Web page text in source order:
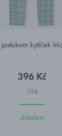
potiskem kytiček
396 Kč
104
skladem